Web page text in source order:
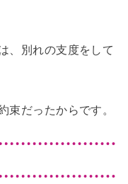
、別れの支度をして
束だったからです。